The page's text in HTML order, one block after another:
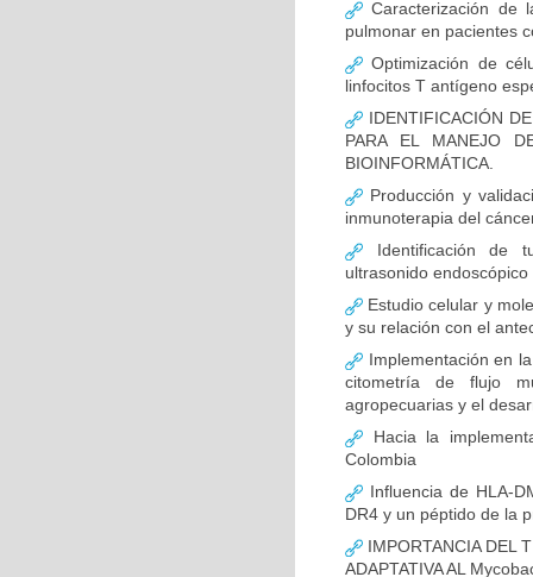
Caracterización de
pulmonar en pacientes
Optimización de
linfocitos T antígeno
IDENTIFICACIÓN
PARA EL MANEJO
BIOINFORMÁTICA.
Producción y
inmunoterapia del
Identificación de
ultrasonido endoscópico
Estudio celular y
y su relación con el
Implementación en
citometría de flujo
agropecuarias y el
Hacia la
Colombia
Influencia de HLA-
DR4 y un péptido de la
IMPORTANCIA DEL
ADAPTATIVA AL